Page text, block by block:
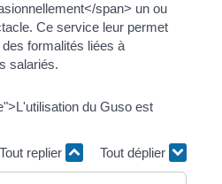
span> un ou
Ce service leur permet
formalités liées à
salariés.
du Guso est
Tout replier
Tout déplier